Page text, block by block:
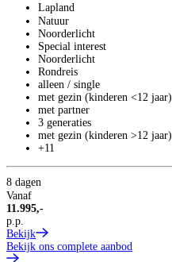
Lapland
Natuur
Noorderlicht
Special interest
Noorderlicht
Rondreis
alleen / single
met gezin (kinderen <12 jaar)
met partner
3 generaties
met gezin (kinderen >12 jaar)
+11
8 dagen
Vanaf
11.995,-
p.p.
Bekijk
Bekijk ons complete aanbod